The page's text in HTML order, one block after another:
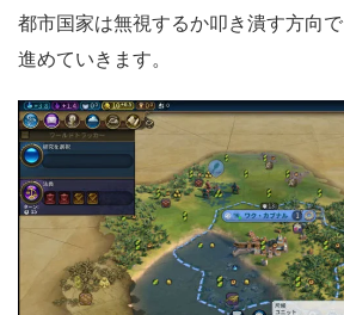
都市国家は無視するか叩き潰す方向で
進めていきます。